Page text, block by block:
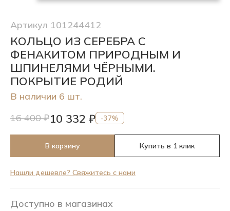
Артикул 101244412
КОЛЬЦО ИЗ СЕРЕБРА С
ФЕНАКИТОМ ПРИРОДНЫМ И
ШПИНЕЛЯМИ ЧЁРНЫМИ.
ПОКРЫТИЕ РОДИЙ
В наличии 6 шт.
16 400 ₽10 332 ₽ -37%
В корзину Купить в 1 клик
Нашли дешевле? Свяжитесь с нами
Доступно в магазинах